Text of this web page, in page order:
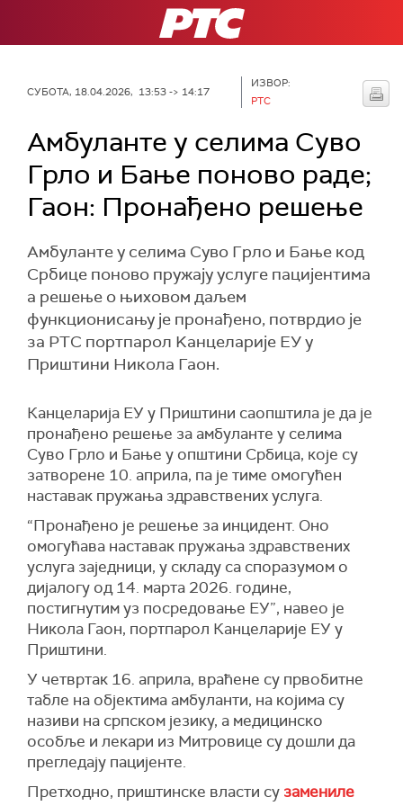
РТС
СУБОТА, 18.04.2026, 13:53 -> 14:17
ИЗВОР:
РТС
Амбуланте у селима Суво
Грло и Бање поново раде;
Гаон: Пронађено решење
Амбуланте у селима Суво Грло и Бање код
Србице поново пружају услуге пацијентима
а решење о њиховом даљем
функционисању је пронађено, потврдио је
за РТС портпарол Kанцеларије ЕУ у
Приштини Никола Гаон.
Канцеларија ЕУ у Приштини саопштила је да је
пронађено решење за амбуланте у селима
Суво Грло и Бање у општини Србица, које су
затворене 10. априла, па је тиме омогућен
наставак пружања здравствених услуга.
“Пронађено је решење за инцидент. Оно
омогућава наставак пружања здравствених
услуга заједници, у складу са споразумом о
дијалогу од 14. марта 2026. године,
постигнутим уз посредовање ЕУ”, навео је
Никола Гаон, портпарол Канцеларије ЕУ у
Приштини.
У четвртак 16. априла, враћене су првобитне
табле на објектима амбуланти, на којима су
називи на српском језику, а медицинско
особље и лекари из Митровице су дошли да
прегледају пацијенте.
Претходно, приштинске власти су замениле